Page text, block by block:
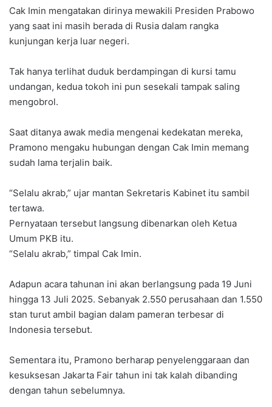
Cak Imin mengatakan dirinya mewakili Presiden Prabowo
yang saat ini masih berada di Rusia dalam rangka
kunjungan kerja luar negeri.
Tak hanya terlihat duduk berdampingan di kursi tamu
undangan, kedua tokoh ini pun sesekali tampak saling
mengobrol.
Saat ditanya awak media mengenai kedekatan mereka,
Pramono mengaku hubungan dengan Cak Imin memang
sudah lama terjalin baik.
“Selalu akrab,” ujar mantan Sekretaris Kabinet itu sambil
tertawa.
Pernyataan tersebut langsung dibenarkan oleh Ketua
Umum PKB itu.
“Selalu akrab,” timpal Cak Imin.
Adapun acara tahunan ini akan berlangsung pada 19 Juni
hingga 13 Juli 2025. Sebanyak 2.550 perusahaan dan 1.550
stan turut ambil bagian dalam pameran terbesar di
Indonesia tersebut.
Sementara itu, Pramono berharap penyelenggaraan dan
kesuksesan Jakarta Fair tahun ini tak kalah dibanding
dengan tahun sebelumnya.